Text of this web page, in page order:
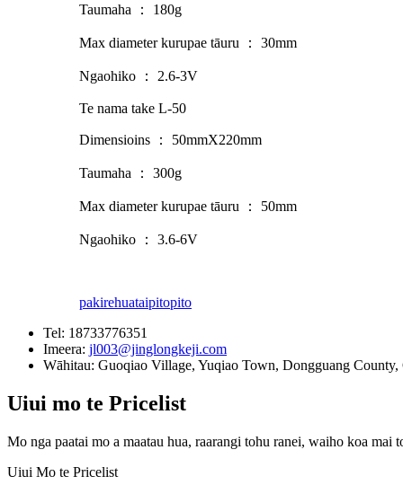
Taumaha ： 180g
Max diameter kurupae tāuru ： 30mm
Ngaohiko ： 2.6-3V
Te nama take L-50
Dimensioins ： 50mmX220mm
Taumaha ： 300g
Max diameter kurupae tāuru ： 50mm
Ngaohiko ： 3.6-6V
pakirehuataipitopito
Tel: 18733776351
Imeera: jl003@jinglongkeji.com
Wāhitau: Guoqiao Village, Yuqiao Town, Dongguang
Uiui mo te Pricelist
Mo nga paatai ​​mo a maatau hua, raarangi tohu ranei, waiho koa mai
Uiui Mo te Pricelist